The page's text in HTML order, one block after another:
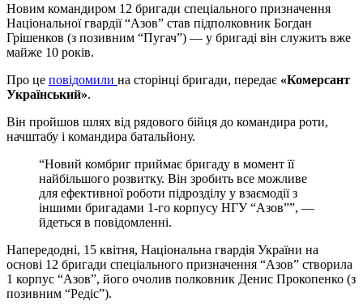
Новим командиром 12 бригади спеціального призначення
Національної гвардії “Азов” став підполковник Богдан
Грішенков (з позивним “Пугач”) — у бригаді він служить вже
майже 10 років.
Про це повідомили на сторінці бригади, передає «Комерсант
Український».
Він пройшов шлях від рядового бійця до командира роти,
начштабу і командира батальйону.
“Новий комбриг приймає бригаду в момент її
найбільшого розвитку. Він зробить все можливе
для ефективної роботи підрозділу у взаємодії з
іншими бригадами 1-го корпусу НГУ “Азов””, —
йдеться в повідомленні.
Напередодні, 15 квітня, Національна гвардія України на
основі 12 бригади спеціального призначення “Азов” створила
1 корпус “Азов”, його очолив полковник Денис Прокопенко (з
позивним “Редіс”).